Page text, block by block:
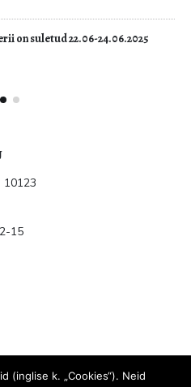
(inglise k. „Cookies“). Neid